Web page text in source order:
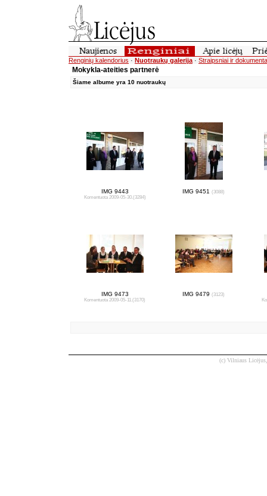
Renginių kalendorius · Nuotraukų galerija · Straipsniai ir
Mokykla-ateities partnerė
Šiame albume yra 10 nuotraukų
IMG 9443
Komentuota 2009-05-30.(3284)
IMG 9451 (3088)
IMG 9473
Komentuota 2009-05-11.(3170)
IMG 9479 (3123)
(c) Vilniaus